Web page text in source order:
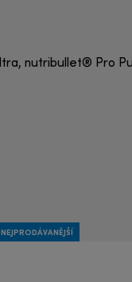
NEJPRODÁVANĚJŠÍ